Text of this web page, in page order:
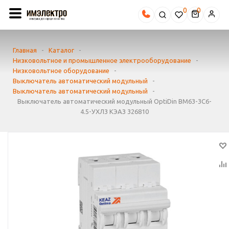
0
Главная - Каталог
-
Низковольтное и промышленное электрооборудование
-
Низковольтное оборудование
-
Выключатель автоматический модульный
-
Выключатель автоматический модульный
-
Выключатель автоматический модульный OptiDin BM63-3C6-
4.5-УХЛ3 КЭАЗ 326810